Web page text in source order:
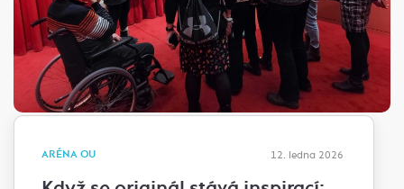
ARÉNA OU 12. ledna 2026